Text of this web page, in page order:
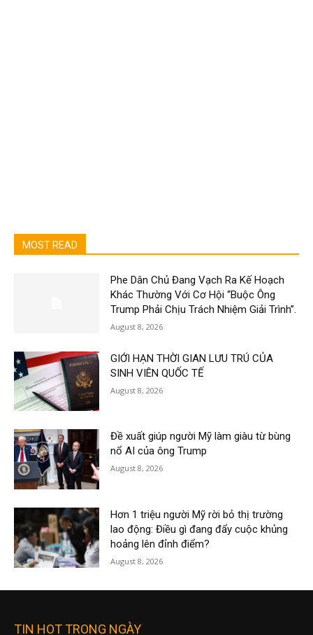
MOST READ
Phe Dân Chủ Đang Vạch Ra Kế Hoạch
Khác Thường Với Cơ Hội “Buộc Ông
Trump Phải Chịu Trách Nhiệm Giải Trình”.
August 8, 2026
GIỚI HẠN THỜI GIAN LƯU TRÚ CỦA
SINH VIÊN QUỐC TẾ
August 8, 2026
Đề xuất giúp người Mỹ làm giàu từ bùng
nổ AI của ông Trump
August 8, 2026
Hơn 1 triệu người Mỹ rời bỏ thị trường
lao động: Điều gì đang đẩy cuộc khủng
hoảng lên đỉnh điểm?
August 8, 2026
TIN HOT TRONG NGÀY